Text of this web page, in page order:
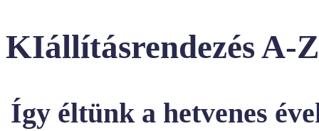
KIállításrendezés A-
Így éltünk a hetvenes